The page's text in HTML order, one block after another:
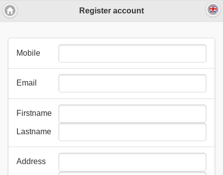
Register account
Mobile
Email
Firstname
Lastname
Address